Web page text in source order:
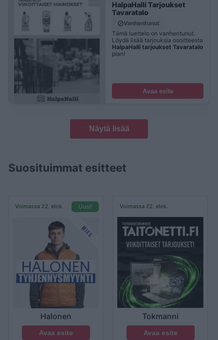
HalpaHalli Tarjoukset
Tavaratalo
Vanhentunut
Tämä luettelo on vanhentunut.
Löydä lisää tarjouksia osoitteesta
HalpaHalli tarjoukset Tavaratalo
pian!
Avaa esite
Näytä lisää
Suosituimmat esitteet
Voimassa 22. elok. Uusi!
Halonen
Avaa esite
Voimassa 22. elok.
Tokmanni
Avaa esite